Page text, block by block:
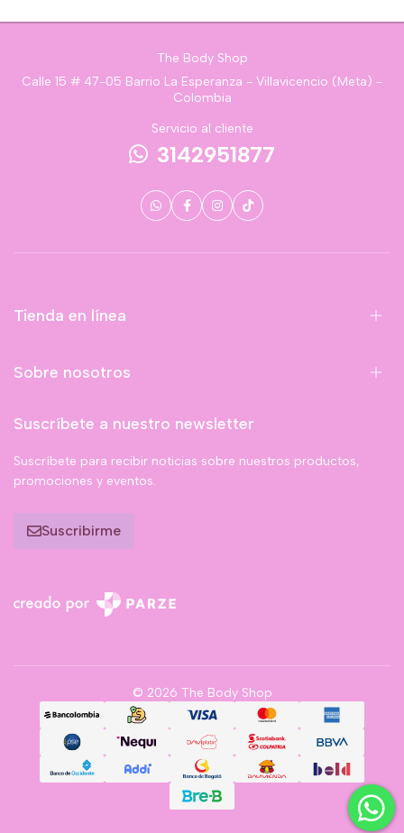
The Body Shop
Calle 15 # 47-05 Barrio La Esperanza - Villavicencio (Meta) -
Colombia
Servicio al cliente
3142951877
Tienda en línea
Sobre nosotros
Suscríbete a nuestro newsletter
Suscríbete para recibir noticias sobre nuestros productos,
promociones y eventos.
Suscribirme
© 2026 The Body Shop